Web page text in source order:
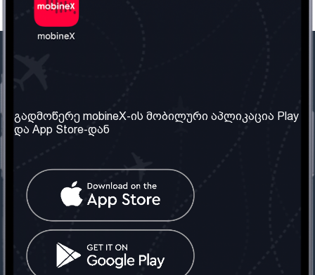
ჩვენ შესახებ
ჩვენი სერვისები
წესები და პირობები
კითხვები
კონტაქტი
საქართველო: თბილისი
ტელ: 032 2 04 00 50
სოციალური ქსელი
გადმოწერე mobineX-ის მობილური აპლიკაცია Play
და App Store-დან